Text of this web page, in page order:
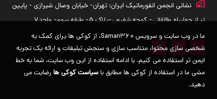
نشانی انجمن انفورماتیک ایران: تهران- خیابان وصال شیرازی - پایین
تر از چهارراه طالقانی- کوچه شفیعی-پلاک 5- طبقه سوم- واحد7
ما در وب سایت و سرویس Saman360، از کوکی ها برای کمک به
شخصی سازی محتوا، متناسب سازی و سنجش تبلیغات و ارائه یک تجربه
ایمن تر استفاده می کنیم. با ادامه استفاده از این وب سایت، شما به خط
مشی ما در استفاده از کوکی ها مطابق باسیاست کوکی ها رضایت می
دهید.